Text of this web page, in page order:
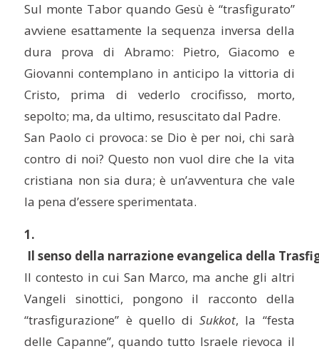
Sul monte Tabor quando Gesù è “trasfigurato”
avviene esattamente la sequenza inversa della
dura prova di Abramo: Pietro, Giacomo e
Giovanni contemplano in anticipo la vittoria di
Cristo, prima di vederlo crocifisso, morto,
sepolto; ma, da ultimo, resuscitato dal Padre.
San Paolo ci provoca: se Dio è per noi, chi sarà
contro di noi? Questo non vuol dire che la vita
cristiana non sia dura; è un’avventura che vale
la pena d’essere sperimentata.
1.
Il senso della narrazione evangelica della
Il contesto in cui San Marco, ma anche gli altri
Vangeli sinottici, pongono il racconto della
“trasfigurazione” è quello diSukkot, la “festa
delle Capanne”, quando tutto Israele rievoca il